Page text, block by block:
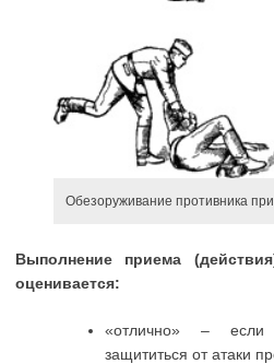
Обезоруживание противника
Выполнение приема
оценивается:
«отлично» – если
защититься от атаки